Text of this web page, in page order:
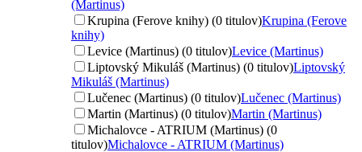
(Martinus)
Krupina (Ferove knihy) (0 titulov)Krupina (Ferove
knihy)
Levice (Martinus) (0 titulov)Levice (Martinus)
Liptovský Mikuláš (Martinus) (0 titulov)Liptovský
Mikuláš (Martinus)
Lučenec (Martinus) (0 titulov)Lučenec (Martinus)
Martin (Martinus) (0 titulov)Martin (Martinus)
Michalovce - ATRIUM (Martinus) (0
titulov)Michalovce - ATRIUM (Martinus)